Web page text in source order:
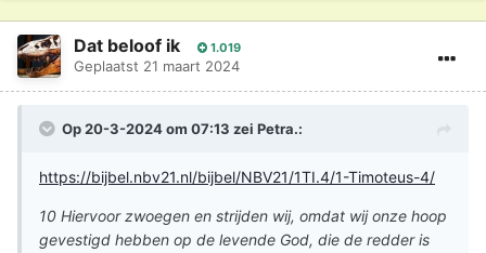
Dat beloof ik 1.019
Geplaatst 21 maart 2024
Op 20-3-2024 om 07:13 zei Petra.:
https://bijbel.nbv21.nl/bijbel/NBV21/1TI.4/1-Timoteus-4/
10 Hiervoor zwoegen en strijden wij, omdat wij onze hoop
gevestigd hebben op de levende God, die de redder is